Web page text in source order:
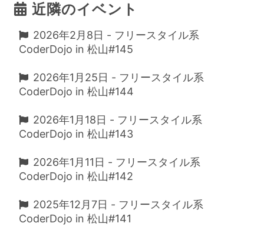
近隣のイベント
2026年2月8日 - フリースタイル系
CoderDojo in 松山#145
2026年1月25日 - フリースタイル系
CoderDojo in 松山#144
2026年1月18日 - フリースタイル系
CoderDojo in 松山#143
2026年1月11日 - フリースタイル系
CoderDojo in 松山#142
2025年12月7日 - フリースタイル系
CoderDojo in 松山#141